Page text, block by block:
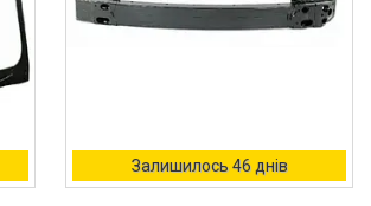
Залишилось 46 днів